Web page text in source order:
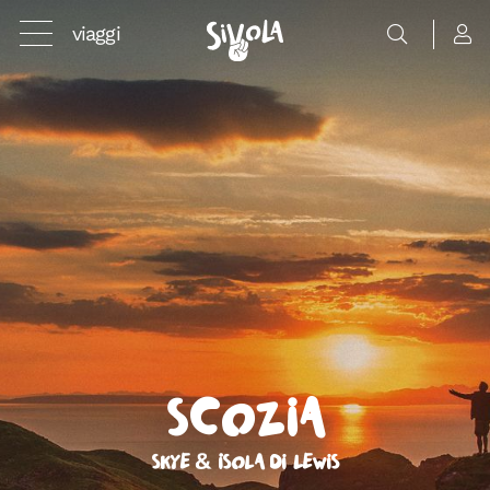
viaggi
Scozia
Skye & Isola di Lewis